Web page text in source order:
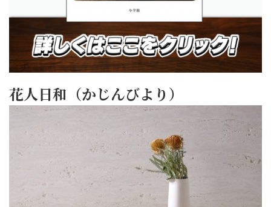
花人日和（かじんびより）